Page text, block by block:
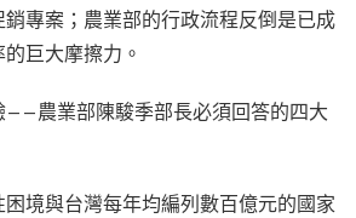
專案；農業部的行政流程反倒是已成
巨大摩擦力。
——農業部陳駿季部長必須回答的四大
境與台灣每年均編列數百億元的國家